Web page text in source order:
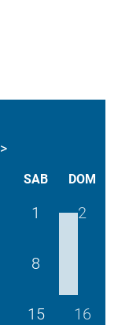
>
SAB DOM
1 2
8
15 16